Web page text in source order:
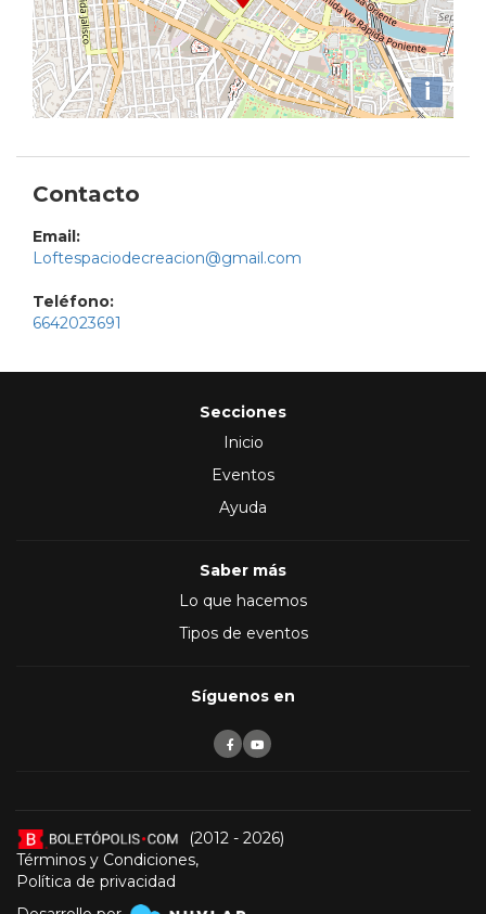
i
Contacto
Email:
Loftespaciodecreacion@gmail.com
Teléfono:
6642023691
Secciones
Inicio
Eventos
Ayuda
Saber más
Lo que hacemos
Tipos de eventos
Síguenos en
(2012 - 2026)
Términos y Condiciones,
Política de privacidad